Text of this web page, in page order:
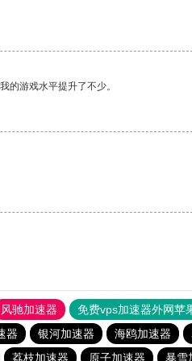
的游戏水平提升了不少。
风驰加速器 免费vps加速器外网苹
器 银河加速器 海鸥加速器
荔枝加速器 原子加速器 暴雪